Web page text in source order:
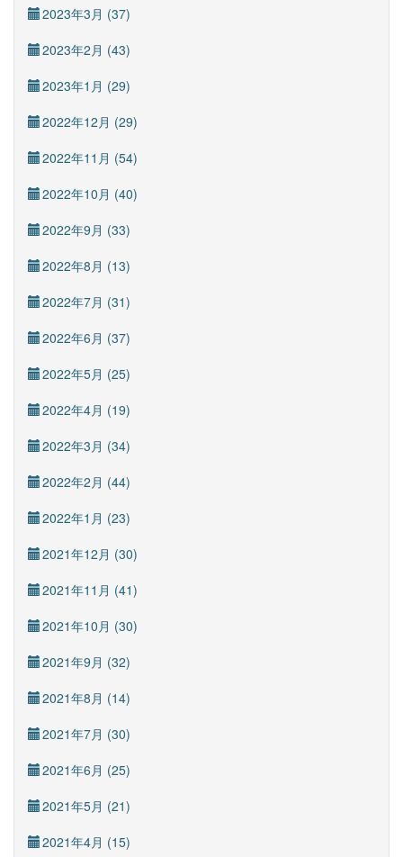
2023年3月 (37)
2023年2月 (43)
2023年1月 (29)
2022年12月 (29)
2022年11月 (54)
2022年10月 (40)
2022年9月 (33)
2022年8月 (13)
2022年7月 (31)
2022年6月 (37)
2022年5月 (25)
2022年4月 (19)
2022年3月 (34)
2022年2月 (44)
2022年1月 (23)
2021年12月 (30)
2021年11月 (41)
2021年10月 (30)
2021年9月 (32)
2021年8月 (14)
2021年7月 (30)
2021年6月 (25)
2021年5月 (21)
2021年4月 (15)